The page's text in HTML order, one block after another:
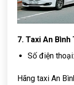
7. Taxi An Bình
Số điện
Hãng taxi An